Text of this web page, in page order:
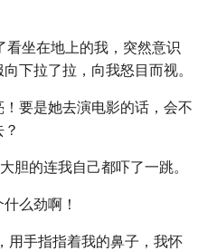
看坐在地上的我，突然意识
下拉了拉，向我怒目而视。
要是她去演电影的话，会不
胆的连我自己都吓了一跳。
么劲啊！
用手指指着我的鼻子，我怀